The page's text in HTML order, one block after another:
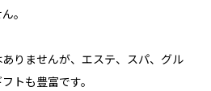
。
りませんが、エステ、スパ、グル
トも豊富です。